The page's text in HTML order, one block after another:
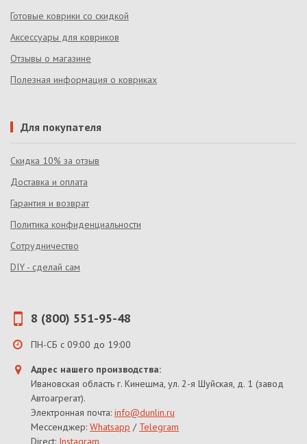
Готовые коврики со скидкой
Аксессуары для ковриков
Отзывы о магазине
Полезная информация о ковриках
Для покупателя
Скидка 10% за отзыв
Доставка и оплата
Гарантия и возврат
Политика конфиденциальности
Сотрудничество
DIY - сделай сам
8 (800) 551-95-48
ПН-СБ с 09:00 до 19:00
Адрес нашего производства:
Ивановская область г. Кинешма, ул. 2-я Шуйская, д. 1 (завод
Автоагрегат).
Электронная почта: info@dunlin.ru
Мессенджер: Whatsapp / Telegram
Direct: Instagram